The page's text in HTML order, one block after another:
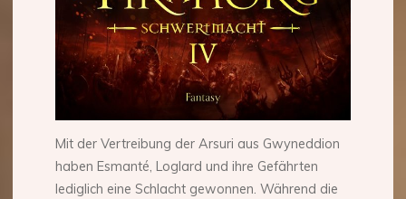
Mit der Vertreibung der Arsuri aus Gwyneddion
haben Esmanté, Loglard und ihre Gefährten
lediglich eine Schlacht gewonnen. Während die